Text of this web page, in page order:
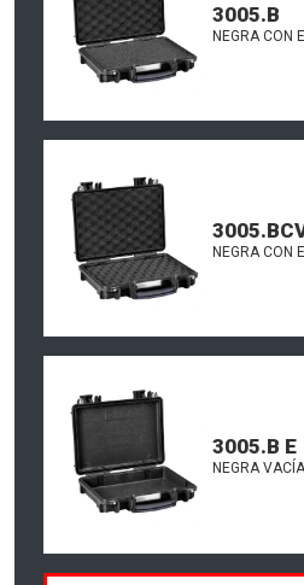
3005.B
NEGRA CON
NEGRA CON
3005.B E
NEGRA VACÍA